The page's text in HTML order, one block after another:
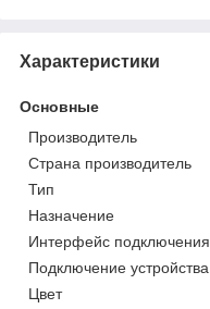
Характеристики
Основные
Производитель
Страна производитель
Тип
Назначение
Интерфейс подключения
Подключение устройства
Цвет